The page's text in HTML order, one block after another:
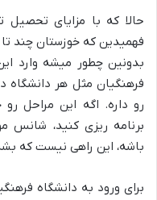
حالا که با مزایای
فهمیدین که خوزستان چند تا
بدونین چطور میشه وارد
فرهنگیان مثل هر
رو داره. اگه این مراحل
برنامه ریزی کنید، شانس
باشه، این راهی نیست که
برای ورود به دانشگاه